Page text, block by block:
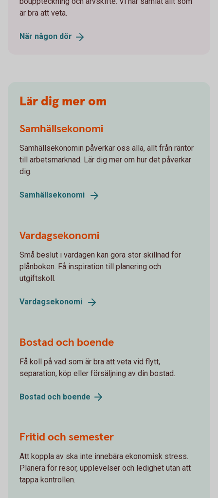
är bra att veta.
När någon dör
Lär dig mer om
Samhällsekonomi
Samhällsekonomin påverkar oss alla, allt från räntor
till arbetsmarknad. Lär dig mer om hur det påverkar
dig.
Samhällsekonomi
Vardagsekonomi
Små beslut i vardagen kan göra stor skillnad för
plånboken. Få inspiration till planering och
utgiftskoll.
Vardagsekonomi
Bostad och boende
Få koll på vad som är bra att veta vid flytt,
separation, köp eller försäljning av din bostad.
Bostad och boende
Fritid och semester
Att koppla av ska inte innebära ekonomisk stress.
Planera för resor, upplevelser och ledighet utan att
tappa kontrollen.